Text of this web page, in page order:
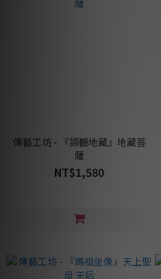
傳藝工坊 - 『諦聽地藏』地藏菩
薩
NT$1,580